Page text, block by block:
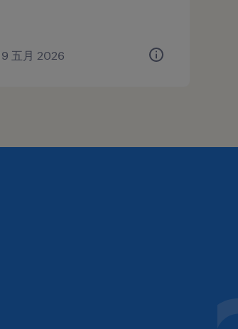
五月 2026